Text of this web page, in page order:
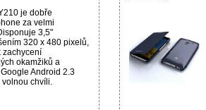
je dobře
za velmi
3,5"
320 x 480 pixelů,
zachycení
okamžiků a
Android 2.3
chvíli.